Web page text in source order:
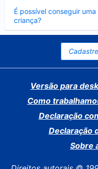
É possível conseguir
criança?
Contraído
Versão para
Como
Declaração
Declaração
Sobre